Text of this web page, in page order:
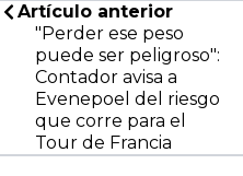
Artículo anterior
"Perder ese peso
puede ser peligroso":
Contador avisa a
Evenepoel del riesgo
que corre para el
Tour de Francia